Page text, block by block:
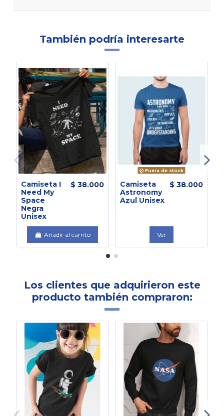
También podría interesarte
Camiseta I
Need My
Space
Negra
Unisex
$ 38.000
Añadir al carrito
Fuera de stock
Camiseta
Astronomy
Azul Unisex
$ 38.000
Ver
Los clientes que adquirieron este
producto también compraron: